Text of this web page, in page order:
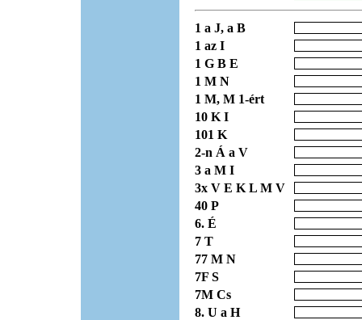
1 a J, a B
1 az I
1 G B E
1 M N
1 M, M 1-ért
10 K I
101 K
2-n Á a V
3 a M I
3x V E K L M V
40 P
6. É
7 T
77 M N
7F S
7M Cs
8. U a H